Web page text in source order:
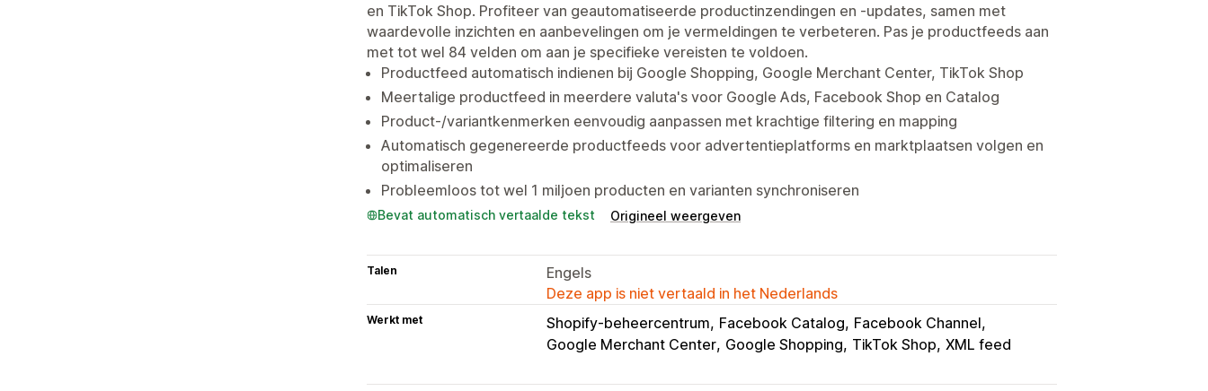
en TikTok Shop. Profiteer van geautomatiseerde productinzendingen en -updates, samen met
waardevolle inzichten en aanbevelingen om je vermeldingen te verbeteren. Pas je productfeeds aan
met tot wel 84 velden om aan je specifieke vereisten te voldoen.
Productfeed automatisch indienen bij Google Shopping, Google Merchant Center, TikTok Shop
Meertalige productfeed in meerdere valuta's voor Google Ads, Facebook Shop en Catalog
Product-/variantkenmerken eenvoudig aanpassen met krachtige filtering en mapping
Automatisch gegenereerde productfeeds voor advertentieplatforms en marktplaatsen volgen en
optimaliseren
Probleemloos tot wel 1 miljoen producten en varianten synchroniseren
Bevat automatisch vertaalde tekst Origineel weergeven
Talen
Engels
Deze app is niet vertaald in het Nederlands
Werkt met Shopify-beheercentrum Facebook Catalog Facebook Channel
Google Merchant Center Google Shopping TikTok Shop XML feed